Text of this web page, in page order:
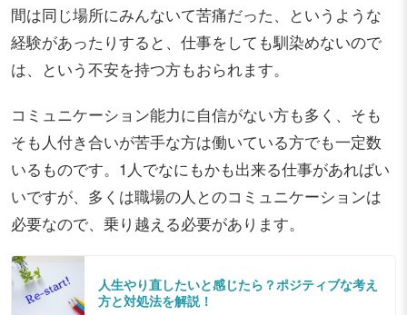
間は同じ場所にみんないて苦痛だった、というような
経験があったりすると、仕事をしても馴染めないので
は、という不安を持つ方もおられます。
コミュニケーション能力に自信がない方も多く、そも
そも人付き合いが苦手な方は働いている方でも一定数
いるものです。1人でなにもかも出来る仕事があればい
いですが、多くは職場の人とのコミュニケーションは
必要なので、乗り越える必要があります。
人生やり直したいと感じたら？ポジティブな考え
方と対処法を解説！